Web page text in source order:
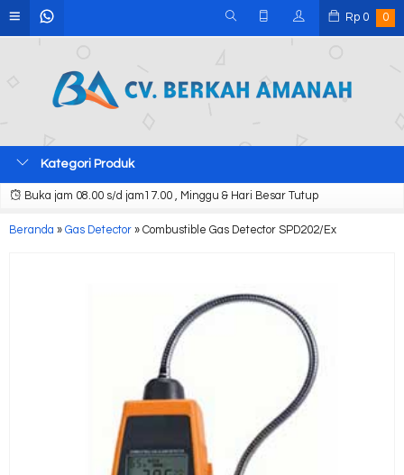
Rp 0 0
Kategori Produk
Buka jam 08.00 s/d jam17.00 , Minggu & Hari Besar Tutup
Beranda » Gas Detector » Combustible Gas Detector SPD202/Ex